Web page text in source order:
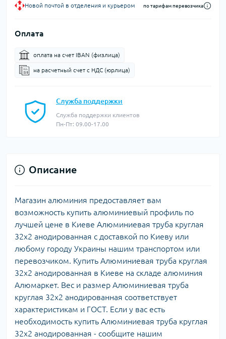
Новой почтой в отделения и курьером по тарифам перевозчика
Оплата
оплата на счет IBAN (физлица)
на расчетный счет c НДС (юрлица)
Служба поддержки
Служба поддержки клиентов
Пн-Пт: 09.00-17.00
Описание
Магазин алюминия предоставляет вам
возможность купить алюминиевый профиль по
лучшей цене в Киеве Алюминиевая труба круглая
32х2 анодированная с доставкой по Киеву или
любому городу Украины нашим транспортом или
перевозчиком. Купить Алюминиевая труба круглая
32х2 анодированная в Киеве на складе алюминия
Алюмаркет. Вес и размер Алюминиевая труба
круглая 32х2 анодированная соответствует
характеристикам и ГОСТ. Если у вас есть
необходимость купить Алюминиевая труба круглая
32х2 анодированная - сообщите нашим